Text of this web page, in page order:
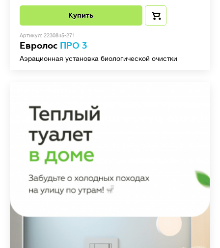
Купить
Артикул: 2230845-271
Евролос ПРО 3
Аэрационная установка биологической очистки